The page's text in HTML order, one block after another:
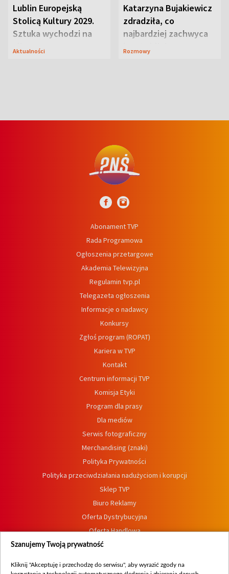
Lublin Europejską
Stolicą Kultury 2029.
Sztuka wychodzi na
ulice
Aktualności
Katarzyna Bujakiewicz
zdradziła, co
najbardziej zachwyca
ją w Lublinie
Rozmowy
Abonament TVP
Rada Programowa
Ogłoszenia przetargowe
Akademia Telewizyjna
Regulamin tvp.pl
Telegazeta ogłoszenia
Informacje o nadawcy
Konkursy
Zgłoś program (ROPAT)
Kariera w TVP
Kontakt
Centrum informacji TVP
Komisja Etyki
Program dla prasy
Dla mediów
Serwis fotograficzny
Merchandising (znaki)
Polityka Prywatności
Polityka przeciwdziałania nadużyciom i korupcji
Sklep TVP
Biuro Reklamy
Oferta Dystrybucyjna
Oferta Handlowa
Dostępność
Procedura zgłoszeń wewnętrznych
Szanujemy Twoją prywatność
Kliknij "Akceptuję i przechodzę do serwisu", aby wyrazić zgody na